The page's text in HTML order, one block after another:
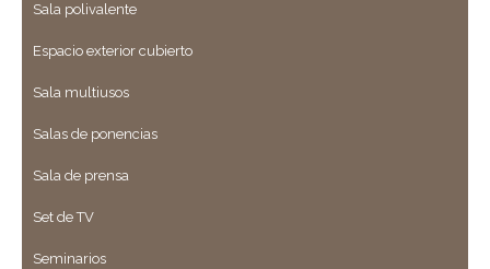
Sala polivalente
Espacio exterior cubierto
Sala multiusos
Salas de ponencias
Sala de prensa
Set de TV
Seminarios